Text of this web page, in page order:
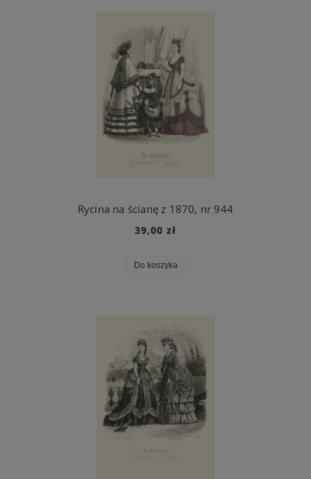
Rycina na ścianę z 1870, nr 944
39,00 zł
Do koszyka